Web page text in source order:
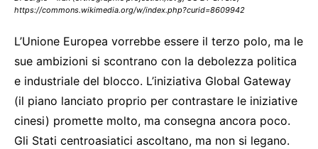
https://commons.wikimedia.org/w/index.php?curid=8609942
L’Unione Europea vorrebbe essere il terzo polo, ma le
sue ambizioni si scontrano con la debolezza politica
e industriale del blocco. L’iniziativa Global Gateway
(il piano lanciato proprio per contrastare le iniziative
cinesi) promette molto, ma consegna ancora poco.
Gli Stati centroasiatici ascoltano, ma non si legano.